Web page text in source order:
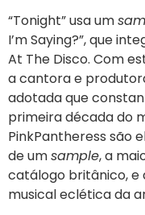
“Tonight” usa um
I’m Saying?”, que
At The Disco. Com
a cantora e
adotada que
primeira década do
PinkPantheress são
de umsample, a
catálogo britânico, e
musical eclética da